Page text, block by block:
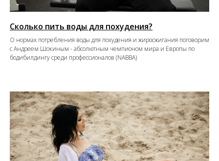
Сколько пить воды для похудения?
О нормах потребления воды для похудения и жиросжигания поговорим
с Андреем Шокиным - абсолютным чемпионом мира и Европы по
бодибилдингу среди профессионалов (NABBA)